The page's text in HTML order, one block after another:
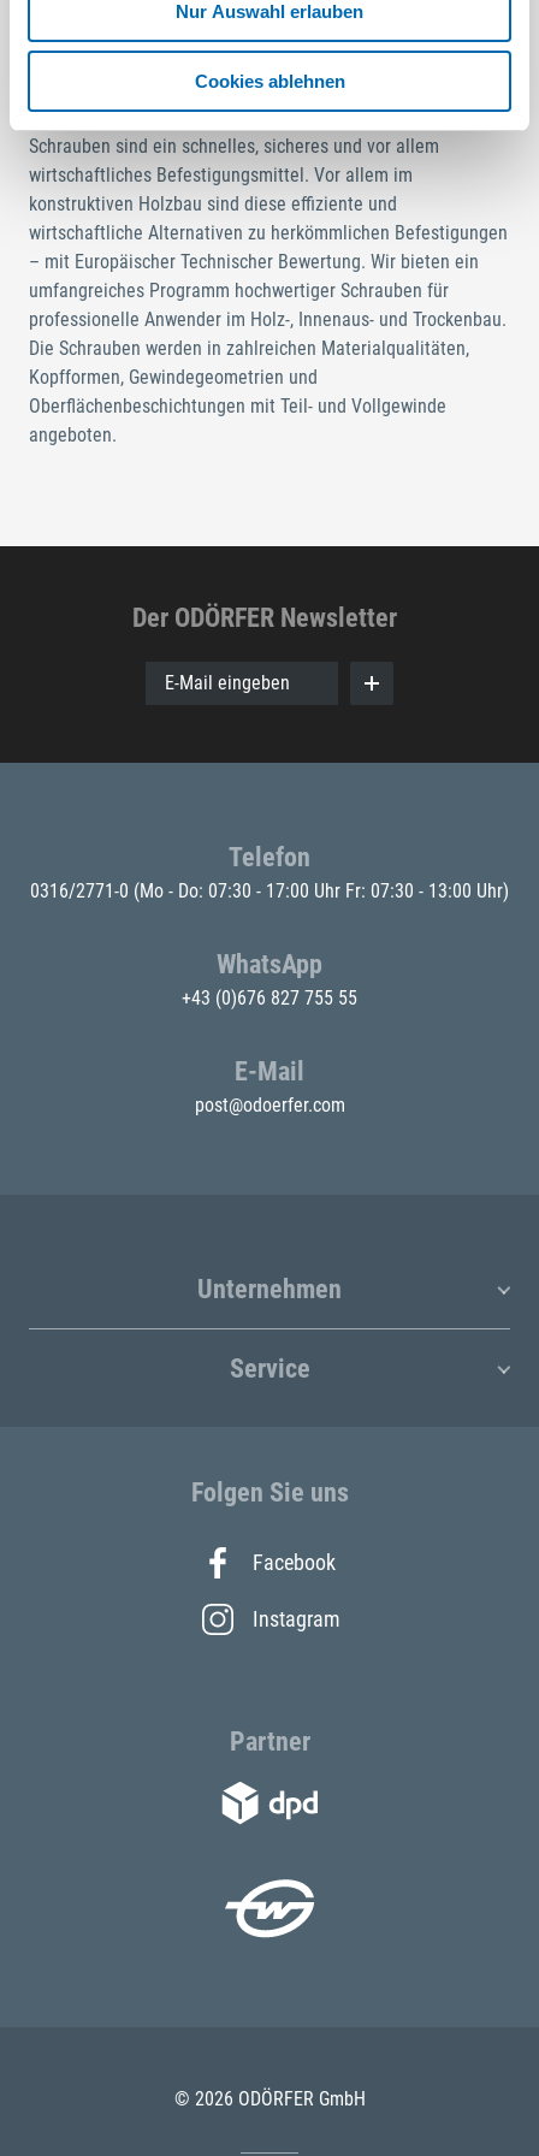
Nur Auswahl erlauben
Cookies ablehnen
spezielle Anwendungen im Holz-,
Innenaus- und Trockenbau
Schrauben sind ein schnelles, sicheres und vor allem
wirtschaftliches Befestigungsmittel. Vor allem im
konstruktiven Holzbau sind diese effiziente und
wirtschaftliche Alternativen zu herkömmlichen Befestigungen
– mit Europäischer Technischer Bewertung. Wir bieten ein
umfangreiches Programm hochwertiger Schrauben für
professionelle Anwender im Holz-, Innenaus- und Trockenbau.
Die Schrauben werden in zahlreichen Materialqualitäten,
Kopfformen, Gewindegeometrien und
Oberflächenbeschichtungen mit Teil- und Vollgewinde
angeboten.
Der ODÖRFER Newsletter
E-Mail eingeben
Telefon
0316/2771-0 (Mo - Do: 07:30 - 17:00 Uhr Fr: 07:30 - 13:00 Uhr)
WhatsApp
+43 (0)676 827 755 55
E-Mail
post@odoerfer.com
Unternehmen
Service
Folgen Sie uns
Facebook
Instagram
Partner
© 2026 ODÖRFER GmbH